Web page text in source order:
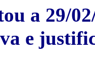
a 29/
e